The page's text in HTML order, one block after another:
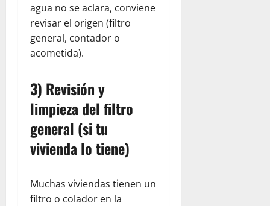
agua no se aclara, conviene
revisar el origen (filtro
general, contador o
acometida).
3) Revisión y
limpieza del filtro
general (si tu
vivienda lo tiene)
Muchas viviendas tienen un
filtro o colador en la